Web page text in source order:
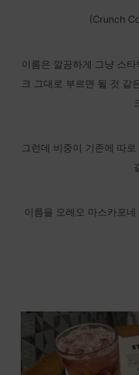
(Crunch
이름은 깔끔하게 그냥 스
크 그대로 부르면 될 것 같
그런데 비중이 기존에 따
이름을 오레오 마스카포